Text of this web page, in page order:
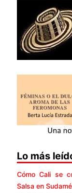
Lo más
Cómo Cali se
Salsa en